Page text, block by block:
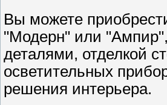
Вы можете
"Модерн" или "Ампир",
деталями, отделкой
осветительных
решения интерьера.